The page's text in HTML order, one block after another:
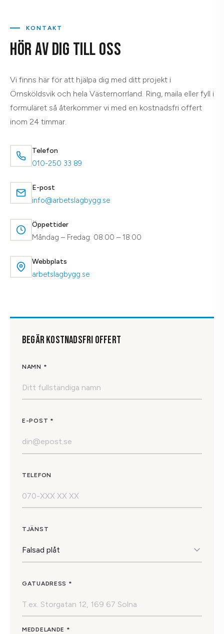
KONTAKT
HÖR AV DIG TILL OSS
Vi finns här för att hjälpa dig med ditt projekt i
Örnsköldsvik och hela Västernorrland. Ring, maila eller fyll i
formuläret så återkommer vi med en kostnadsfri offert
inom 24 timmar.
Telefon
010-250 33 89
E-post
info@arbetslagbygg.se
Öppettider
Måndag – Fredag: 08:00 – 18:00
Webbplats
arbetslagbygg.se
BEGÄR KOSTNADSFRI OFFERT
NAMN *
E-POST *
TELEFON
TJÄNST
GATUADRESS *
MEDDELANDE *